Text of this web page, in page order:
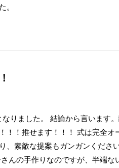
。
りました。 結論から言います
！！推せます！！！ 式は完全オ
、素敵な提案もガンガンくださ
んの手作りなのですが、半端な